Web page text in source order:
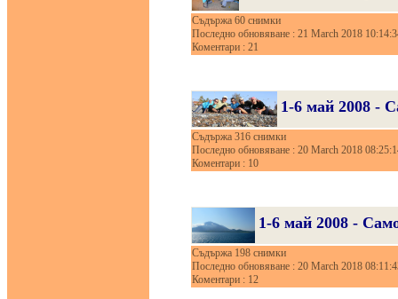
Съдържа 60 снимки
Последно обновяване : 21 March 2018
Коментари : 21
1-6 май 2008 -
Съдържа 316 снимки
Последно обновяване : 20 March 2018
Коментари : 10
1-6 май 2008 -
Съдържа 198 снимки
Последно обновяване : 20 March 2018
Коментари : 12